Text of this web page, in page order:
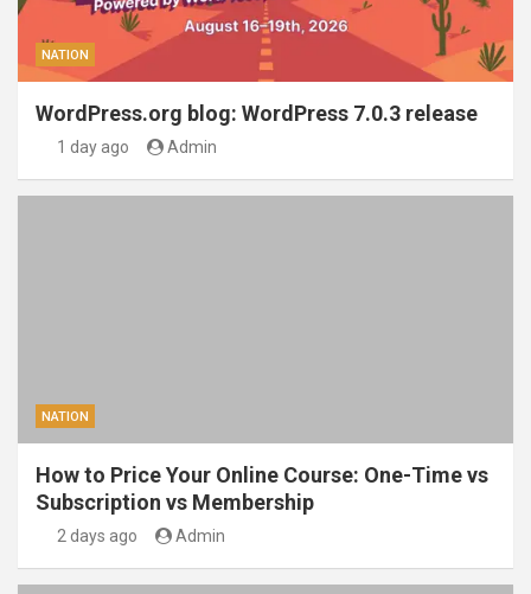
NATION
WordPress.org blog: WordPress 7.0.3 release
1 day ago Admin
NATION
How to Price Your Online Course: One-Time vs
Subscription vs Membership
2 days ago Admin